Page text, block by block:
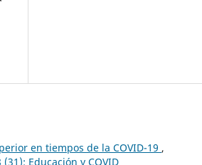
en tiempos de la COVID-19 ,
Educación y COVID